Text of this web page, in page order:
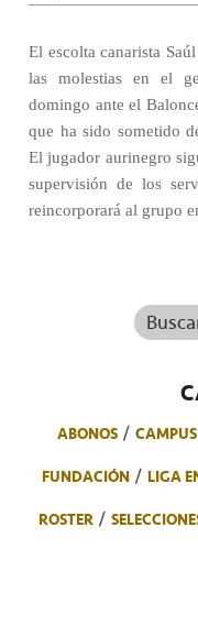
El escolta canarista
las molestias en el
domingo ante el
que ha sido sometido
El jugador aurinegro
supervisión de los
reincorporará al grupo
ABONOS CAMPUS
FUNDACIÓN
LIGA
ROSTER